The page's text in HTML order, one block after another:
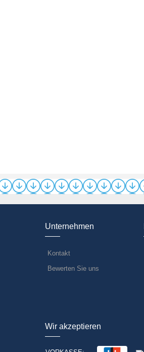
Unternehmen
Kontakt
Bewerten Sie uns
Wir akzeptieren